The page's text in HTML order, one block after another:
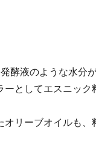
酵液のような水分
としてエスニック
リーブオイルも